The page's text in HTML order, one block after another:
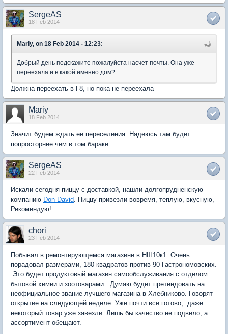
SergeAS
18 Feb 2014
Mariy, on 18 Feb 2014 - 12:23:
Добрый день подскажите пожалуйста насчет почты. Она уже
переехала и в какой именно дом?
Должна переехать в Г8, но пока не переехала
Mariy
18 Feb 2014
Значит будем ждать ее переселения. Надеюсь там будет
попросторнее чем в том бараке.
SergeAS
22 Feb 2014
Искали сегодня пиццу с доставкой, нашли долгопрудненскую
компанию Don David . Пиццу привезли вовремя, теплую, вкусную,
Рекомендую!
chori
23 Feb 2014
Побывал в ремонтирующемся магазине в НШ10к1. Очень
порадовал размерами, 180 квадратов против 90 Гастрономовских.
Это будет продуктовый магазин самообслуживания с отделом
бытовой химии и зоотоварами. Думаю будет претендовать на
неофициальное звание лучшего магазина в Хлебниково. Говорят
открытие на следующей неделе. Уже почти все готово, даже
некоторый товар уже завезли. Лишь бы качество не подвело, а
ассортимент обещают.